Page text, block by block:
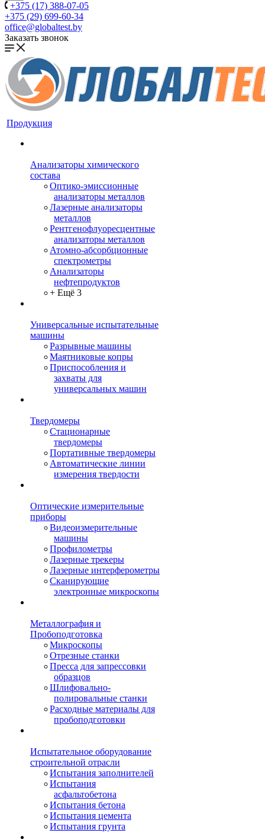
+375 (17) 388-07-05
+375 (29) 699-60-34
office@globaltest.by
Заказать звонок
Продукция
Анализаторы химического
состава
Оптико-эмиссионные
анализаторы металлов
Лазерные анализаторы
металлов
Рентгенофлуоресцентные
анализаторы металлов
Атомно-абсорбционные
спектрометры
Анализаторы
нефтепродуктов
+ Ещё 3
Универсальные испытательные
машины
Разрывные машины
Маятниковые копры
Приспособления и
захваты для
универсальных машин
Твердомеры
Стационарные
твердомеры
Портативные твердомеры
Автоматические линии
измерения твердости
Оптические измерительные
приборы
Видеоизмерительные
машины
Профилометры
Лазерные трекеры
Лазерные интерферометры
Сканирующие
электронные микроскопы
Металлография и
Пробоподготовка
Микроскопы
Отрезные станки
Пресса для запрессовки
образцов
Шлифовально-
полировальные станки
Расходные материалы для
пробоподготовки
Испытательное оборудование
строительной отрасли
Испытания заполнителей
Испытания
асфальтобетона
Испытания бетона
Испытания цемента
Испытания грунта